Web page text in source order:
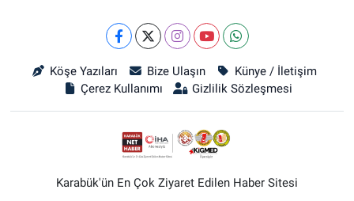
Köşe Yazıları Bize Ulaşın
Künye / İletişim
Çerez Kullanımı
Gizlilik Sözleşmesi
Karabük'ün En Çok Ziyaret Edilen Haber Sitesi